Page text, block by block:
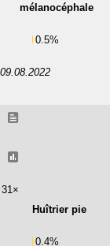
mélanocéphale
0.5%
09.08.2022
31×
Huîtrier pie
0.4%